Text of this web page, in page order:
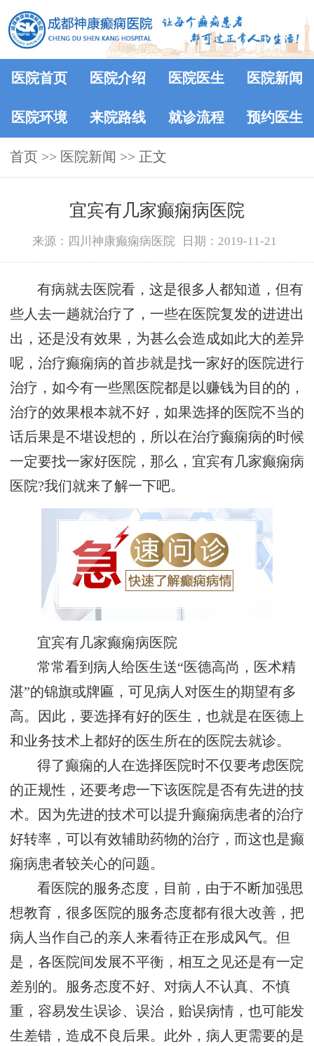
医院首页 医院介绍 医院医生 医院新闻
医院环境 来院路线 就诊流程 预约医生
首页 >> 医院新闻 >> 正文
宜宾有几家癫痫病医院
来源：四川神康癫痫病医院 日期：2019-11-21
有病就去医院看，这是很多人都知道，但有
些人去一趟就治疗了，一些在医院复发的进进出
出，还是没有效果，为甚么会造成如此大的差异
呢，治疗癫痫病的首步就是找一家好的医院进行
治疗，如今有一些黑医院都是以赚钱为目的的，
治疗的效果根本就不好，如果选择的医院不当的
话后果是不堪设想的，所以在治疗癫痫病的时候
一定要找一家好医院，那么，宜宾有几家癫痫病
医院?我们就来了解一下吧。
宜宾有几家癫痫病医院
常常看到病人给医生送“医德高尚，医术精
湛”的锦旗或牌匾，可见病人对医生的期望有多
高。因此，要选择有好的医生，也就是在医德上
和业务技术上都好的医生所在的医院去就诊。
得了癫痫的人在选择医院时不仅要考虑医院
的正规性，还要考虑一下该医院是否有先进的技
术。因为先进的技术可以提升癫痫病患者的治疗
好转率，可以有效辅助药物的治疗，而这也是癫
痫病患者较关心的问题。
看医院的服务态度，目前，由于不断加强思
想教育，很多医院的服务态度都有很大改善，把
病人当作自己的亲人来看待正在形成风气。但
是，各医院间发展不平衡，相互之见还是有一定
差别的。服务态度不好、对病人不认真、不慎
重，容易发生误诊、误治，贻误病情，也可能发
生差错，造成不良后果。此外，病人更需要的是